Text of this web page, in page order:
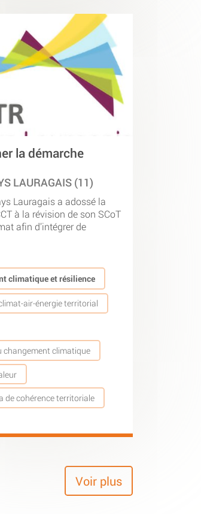
la démarche
LAURAGAIS (11)
Lauragais a adossé la
à la révision de son SCoT
afin d’intégrer de
climatique et résilience
air-énergie territorial
changement climatique
de cohérence territoriale
Voir plus